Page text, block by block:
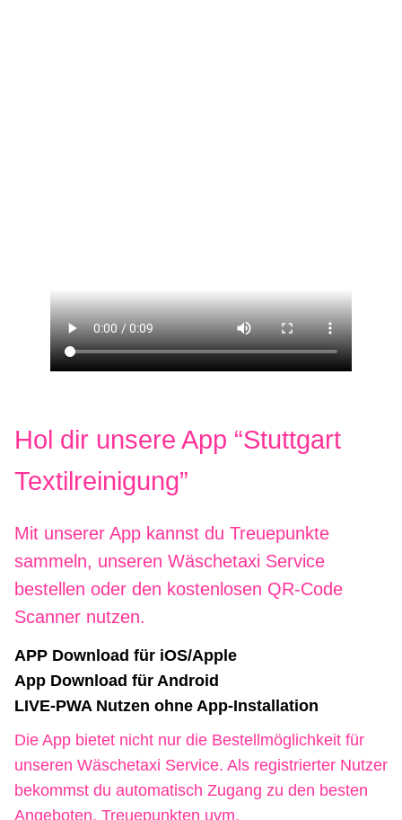
Hol dir unsere App “Stuttgart
Textilreinigung”
Mit unserer App kannst du Treuepunkte
sammeln, unseren Wäschetaxi Service
bestellen oder den kostenlosen QR-Code
Scanner nutzen.
APP Download für iOS/Apple
App Download für Android
LIVE-PWA Nutzen ohne App-Installation
Die App bietet nicht nur die Bestellmöglichkeit für
unseren Wäschetaxi Service. Als registrierter Nutzer
bekommst du automatisch Zugang zu den besten
Angeboten, Treuepunkten uvm.